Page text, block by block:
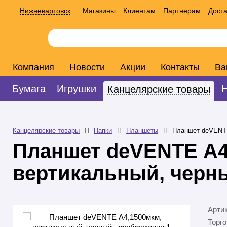
Нижневартовск Магазины Клиентам Партнерам
Компания Новости Акции Контакты
Бумага Игрушки Канцелярские товары
Канцелярские товары Папки Планшеты Планшет
Планшет deVENTE
вертикальный,